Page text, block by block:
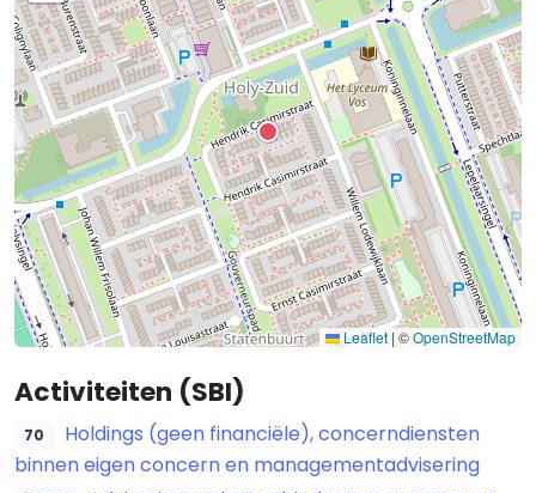
Leaflet | ©OpenStreetMap
Activiteiten (SBI)
70
Holdings (geen financiële), concerndiensten
binnen eigen concern en managementadvisering